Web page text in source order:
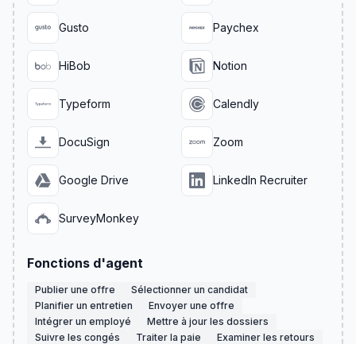
Gusto Paychex
HiBob Notion
Typeform Calendly
DocuSign Zoom
Google Drive LinkedIn Recruiter
SurveyMonkey
Fonctions d'agent
Publier une offre
Sélectionner un candidat
Planifier un entretien
Envoyer une offre
Intégrer un employé
Mettre à jour les dossiers
Suivre les congés
Traiter la paie
Examiner les retours